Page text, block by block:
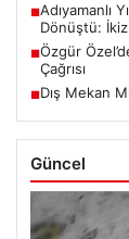
■Adıyamanlı
Dönüştü: İkiz
■Özgür
Çağrısı
■Dış Mekan
Güncel